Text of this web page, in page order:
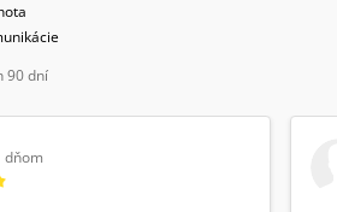
90 dní
dňom